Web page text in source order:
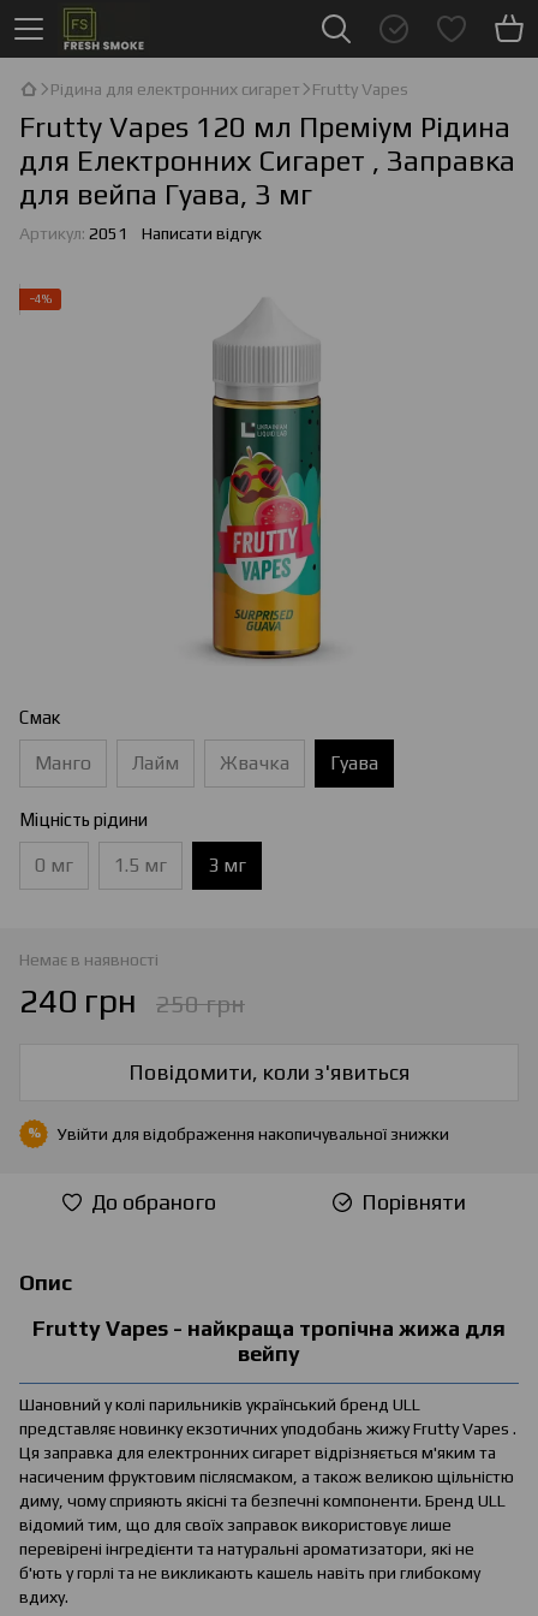
Рідина для електронних сигарет Frutty Vapes
Frutty Vapes 120 мл Преміум Рідина
для Електронних Сигарет , Заправка
для вейпа Гуава, 3 мг
Артикул: 2051 Написати відгук
−4%
Смак
Манго Лайм Жвачка Гуава
Міцність рідини
0 мг 1.5 мг 3 мг
Немає в наявності
240 грн 250 грн
Повідомити, коли з'явиться
% Увійти для відображення накопичувальної знижки
До обраного Порівняти
Опис
Frutty Vapes - найкраща тропічна жижа для
вейпу
Шановний у колі парильників український бренд ULL
представляє новинку екзотичних уподобань жижу Frutty Vapes .
Ця заправка для електронних сигарет відрізняється м'яким та
насиченим фруктовим післясмаком, а також великою щільністю
диму, чому сприяють якісні та безпечні компоненти. Бренд ULL
відомий тим, що для своїх заправок використовує лише
перевірені інгредієнти та натуральні ароматизатори, які не
б'ють у горлі та не викликають кашель навіть при глибокому
вдиху.